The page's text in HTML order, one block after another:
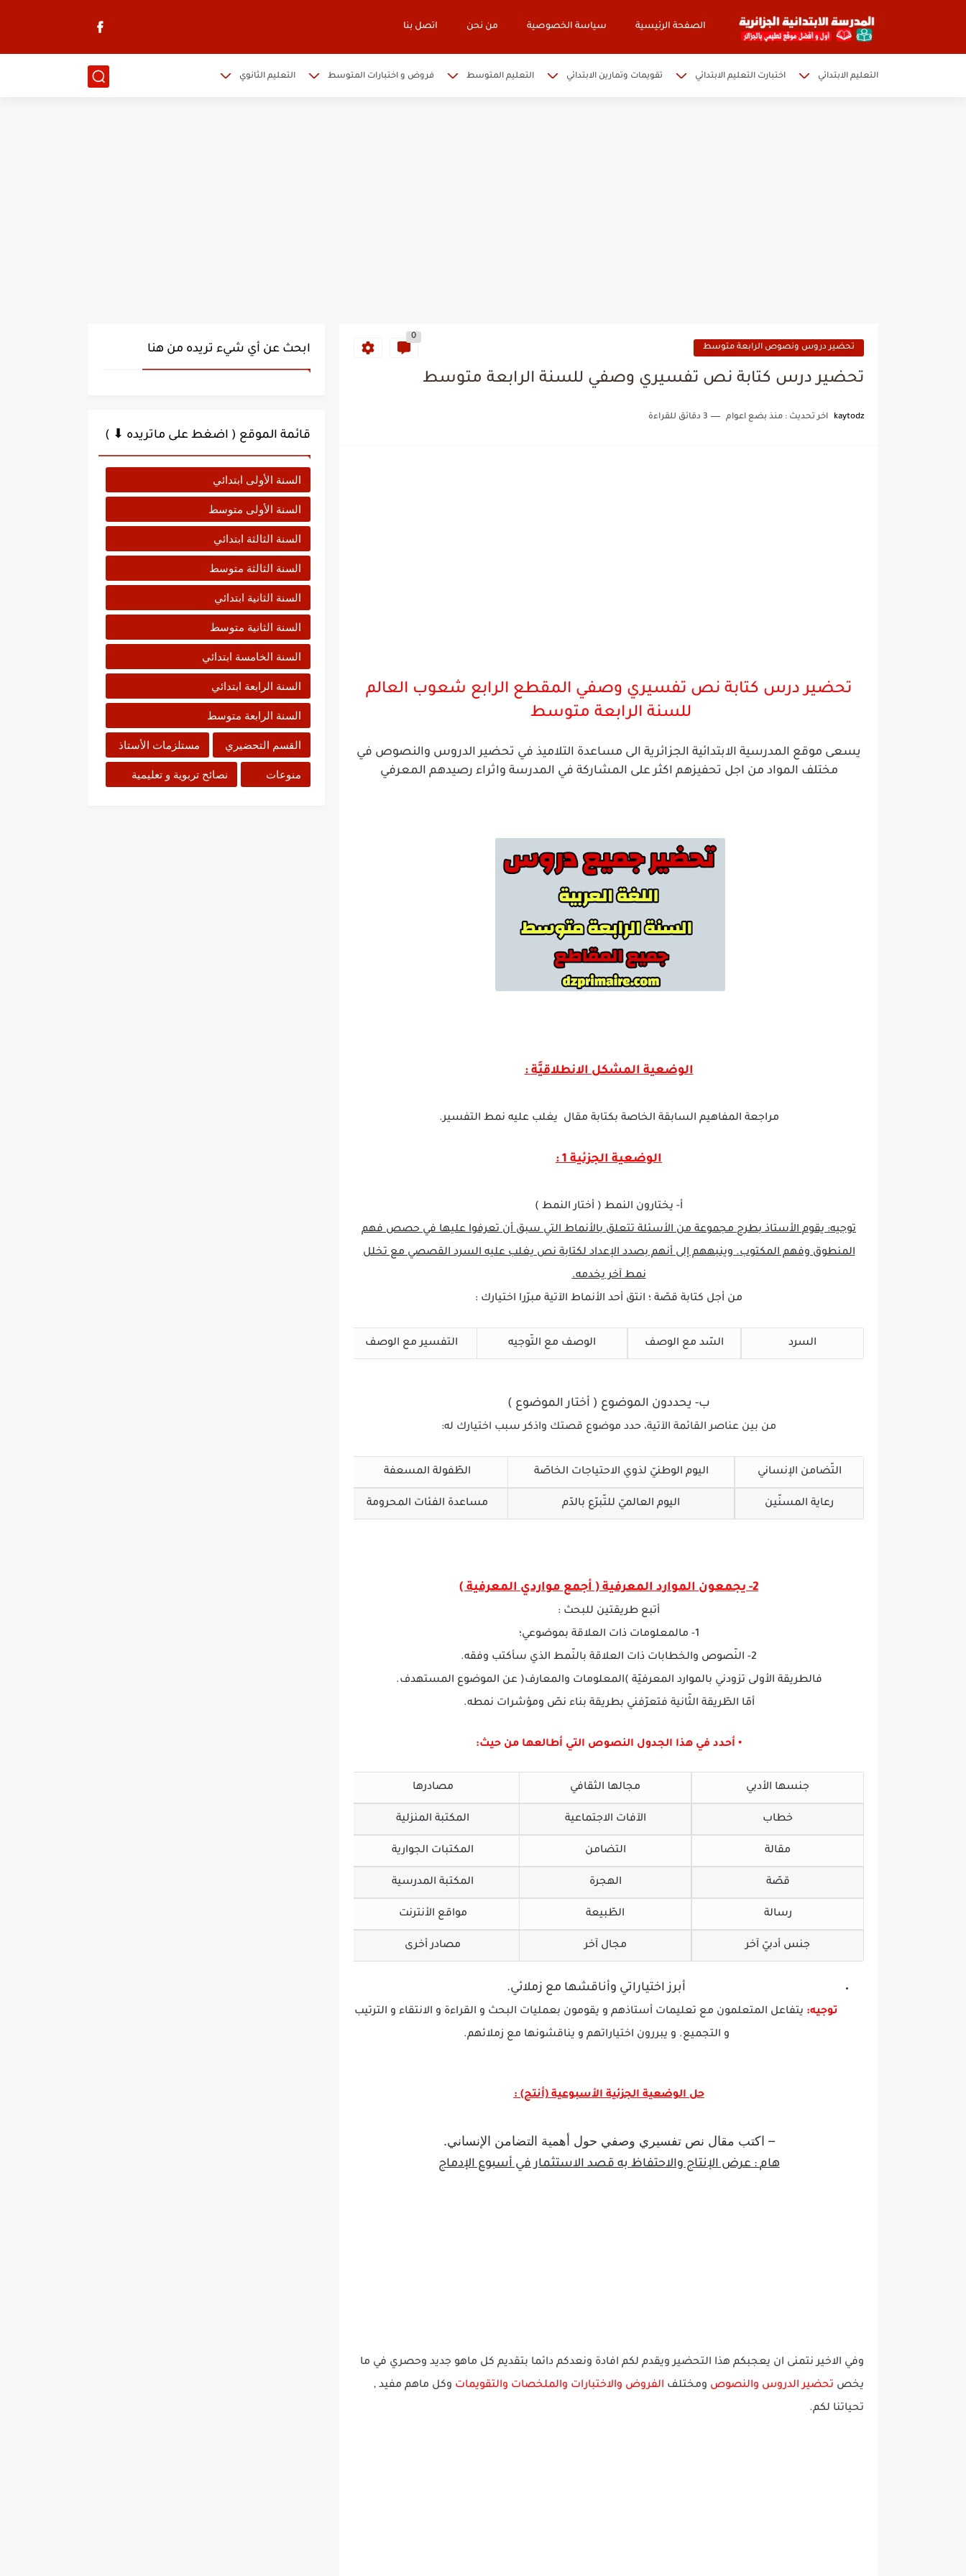
الصفحة الرئيسية سياسة الخصوصية من نحن اتصل بنا
التعليم الابتدائي اختبارت التعليم الابتدائي تقويمات وتمارين الابتدائي التعليم المتوسط فروض و اختبارات المتوسط التعليم الثانوي
تحضير دروس ونصوص الرابعة متوسط
0
تحضير درس كتابة نص تفسيري وصفي للسنة الرابعة متوسط
kaytodz اخر تحديث : منذ بضع اعوام 3 دقائق للقراءة
تحضير درس كتابة نص تفسيري وصفي المقطع الرابع شعوب العالم
للسنة الرابعة متوسط
يسعى موقع المدرسية الابتدائية الجزائرية الى مساعدة التلاميذ في تحضير الدروس والنصوص في
مختلف المواد من اجل تحفيزهم اكثر على المشاركة في المدرسة واثراء رصيدهم المعرفي
الوضعية المشكل الانطلاقيَّة:
مراجعة المفاهيم السابقة الخاصة بكتابة مقال يغلب عليه نمط التفسير.
الوضعية الجزئية 1 :
أ‌- يختارون النمط ( أختار النمط )
توجيه:يقوم الأستاذ بطرح مجموعة من الأسئلة تتعلق بالأنماط التي سبق أن تعرفوا عليها في حصص فهم
المنطوق وفهم المكتوب. وينبههم إلى أنهم بصدد الإعداد لكتابة نص يغلب عليه السرد القصصي مع تخلل
نمط آخر يخدمه.
من أجل كتابة قصّة ؛ انتق أحد الأنماط الآتية مبرّرا اختيارك :
السرد السّد مع الوصف الوصف مع التّوجيه التفسير مع الوصف
ب‌- يحددون الموضوع ( أختار الموضوع )
من بين عناصر القائمة الآتية، حدد موضوع قصتك واذكر سبب اختيارك له:
التّضامن الإنساني اليوم الوطنيّ لذوي الاحتياجات الخاصّة الطّفولة المسعفة
رعاية المسنّين اليوم العالميّ للتّبرّع بالدّم مساعدة الفئات المحرومة
2- يجمعون الموارد المعرفية ( أجمع مواردي المعرفية)
أتبع طريقتين للبحث :
1- مالمعلومات ذات العلاقة بموضوعي؛
2- النّصوص والخطابات ذات العلاقة بالنّمط الذي سأكتب وفقه.
فالطريقة الأولى تزودني بالموارد المعرفيّة )المعلومات والمعارف( عن الموضوع المستهدف.
أمّا الطّريقة الثّانية فتعرّفني بطريقة بناء نصّ ومؤشرات نمطه.
• أحدد في هذا الجدول النصوص التي أطالعها من حيث:
جنسها الأدبي مجالها الثقافي مصادرها
خطاب الآفات الاجتماعية المكتبة المنزلية
مقالة التضامن المكتبات الجوارية
قصّة الهجرة المكتبة المدرسية
رسالة الطّبيعة مواقع الأنترنت
جنس أدبيّ آخر مجال آخر مصادر أخرى
أبرز اختياراتي وأناقشها مع زملائي.
توجيه: يتفاعل المتعلمون مع تعليمات أستاذهم و يقومون بعمليات البحث و القراءة و الانتقاء و الترتيب
و التجميع. و يبررون اختياراتهم و يناقشونها مع زملائهم.
حل الوضعية الجزئية الأسبوعية (أنتج) :
– اكتب مقال نص تفسيري وصفي حول أهمية التضامن الإنساني.
هام:عرض الإنتاج والاحتفاظ به قصد الاستثمار في أسبوع الإدماج
وفي الاخير نتمنى ان يعجبكم هذا التحضير ويقدم لكم افادة ونعدكم دائما بتقديم كل ماهو جديد وحصري في ما
يخص تحضير الدروس والنصوص ومختلف الفروض والاختبارات والملخصات والتقويمات وكل ماهم مفيد ,
تحياتنا لكم.
ابحث عن أي شيء تريده من هنا
قائمة الموقع ( اضغط على ماتريده ⬇ )
السنة الأولى ابتدائي
السنة الأولى متوسط
السنة الثالثة ابتدائي
السنة الثالثة متوسط
السنة الثانية ابتدائي
السنة الثانية متوسط
السنة الخامسة ابتدائي
السنة الرابعة ابتدائي
السنة الرابعة متوسط
القسم التحضيري مستلزمات الأستاذ
منوعات نصائح تربوية و تعليمية